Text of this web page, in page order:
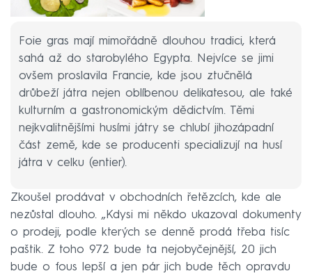
Foie gras mají mimořádně dlouhou tradici, která
sahá až do starobylého Egypta. Nejvíce se jimi
ovšem proslavila Francie, kde jsou ztučnělá
drůbeží játra nejen oblíbenou delikatesou, ale také
kulturním a gastronomickým dědictvím. Těmi
nejkvalitnějšími husími játry se chlubí jihozápadní
část země, kde se producenti specializují na husí
játra v celku (entier).
Zkoušel prodávat v obchodních řetězcích, kde ale
nezůstal dlouho. „Kdysi mi někdo ukazoval dokumenty
o prodeji, podle kterých se denně prodá třeba tisíc
paštik. Z toho 972 bude ta nejobyčejnější, 20 jich
bude o fous lepší a jen pár jich bude těch opravdu